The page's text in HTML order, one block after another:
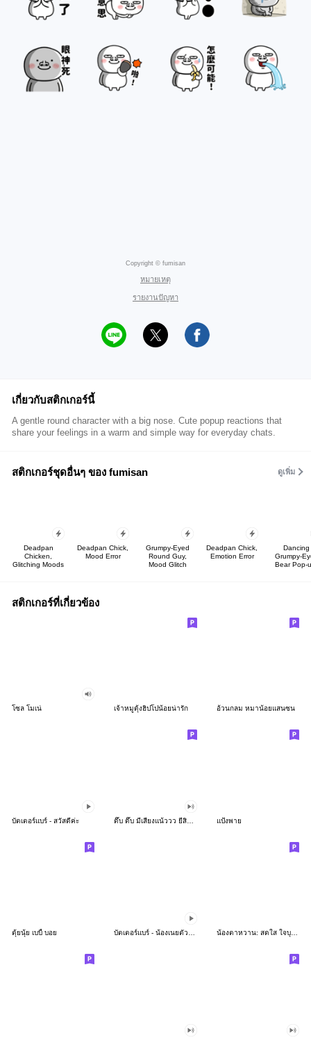
Copyright © fumisan
หมายเหตุ
รายงานปัญหา
เกี่ยวกับสติกเกอร์นี้
A gentle round character with a big nose. Cute popup reactions that
share your feelings in a warm and simple way for everyday chats.
สติกเกอร์ชุดอื่นๆ ของ fumisan ดูเพิ่ม
Deadpan
Chicken,
Glitching Moods
Deadpan Chick,
Mood Error
Grumpy-Eyed
Round Guy,
Mood Glitch
Deadpan Chick,
Emotion Error
Dancing
Grumpy-
Bear Pop-
สติกเกอร์ที่เกี่ยวข้อง
โซล โมเน่ เจ้าหมูดุ้งฮิปโปน้อยน่ารัก อ้วนกลม หมาน้อยแสนซน
บัตเตอร์แบร์ - สวัสดีค่ะ แป้งพาย
ตุ้ยนุ้ย เบบี้ บอย น้องตาหวาน: สดใส ใจบุญ (สีพาสเทล)